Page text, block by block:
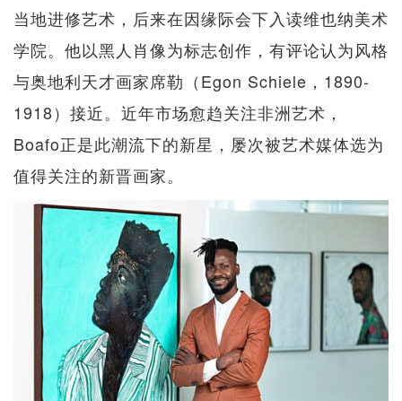
当地进修艺术，后来在因缘际会下入读维也纳美术
学院。他以黑人肖像为标志创作，有评论认为风格
与奥地利天才画家席勒（Egon Schiele，1890-
1918）接近。近年市场愈趋关注非洲艺术，
Boafo正是此潮流下的新星，屡次被艺术媒体选为
值得关注的新晋画家。